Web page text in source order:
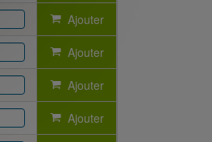
Ajouter
Ajouter
Ajouter
Ajouter